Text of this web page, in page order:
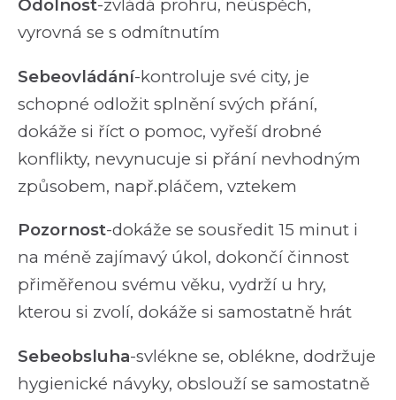
Odolnost-zvládá prohru, neúspěch,
vyrovná se s odmítnutím
Sebeovládání-kontroluje své city, je
schopné odložit splnění svých přání,
dokáže si říct o pomoc, vyřeší drobné
konflikty, nevynucuje si přání nevhodným
způsobem, např.pláčem, vztekem
Pozornost-dokáže se sousředit 15 minut i
na méně zajímavý úkol, dokončí činnost
přiměřenou svému věku, vydrží u hry,
kterou si zvolí, dokáže si samostatně hrát
Sebeobsluha-svlékne se, oblékne, dodržuje
hygienické návyky, obslouží se samostatně